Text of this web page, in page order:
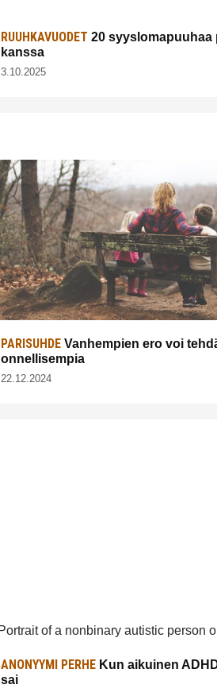
RUUHKAVUODET 20 syyslomapuuhaa
kanssa
3.10.2025
PARISUHDE Vanhempien ero voi
onnellisempia
22.12.2024
ANONYYMI PERHE Kun aikuinen
sai